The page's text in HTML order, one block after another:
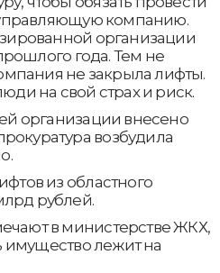
компанию.
организации
года. Тем не
не закрыла лифты.
на свой страх и риск.
организации внесено
возбудила
из областного
рублей.
в министерстве ЖКХ,
имущество лежит на